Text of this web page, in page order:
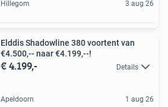
Hillegom 3 aug 26
Elddis Shadowline 380 voortent van
€4.500,-- naar €4.199,--!
€ 4.199,- Details
Apeldoorn 1 aug 26